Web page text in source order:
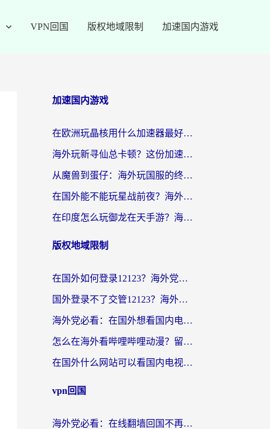
VPN回国 版权地域限制 加速国内游戏
加速国内游戏
在欧洲玩晶核用什么加速器最好呢？一个老玩家的真心话
海外玩新寻仙总卡顿？这份加速器选择指南让你秒回国服流畅体验
从魔兽到蛋仔：海外玩国服的终极加速指南，找到你的专属高速通道
在国外能不能玩星战前夜？海外党国服游戏不卡顿的秘密武器在这里
在印度怎么玩御龙在天手游？海外党畅玩国服的终极生存指南
版权地域限制
在国外如何登录12123？海外党必备的回国加速实用指南
国外登录不了交管12123？海外华人亲测有效的回国加速器选择指南
海外党必看：在国外想看国内电视剧用什么软件？3步解决地域限制
怎么在海外看哔哩哔哩动漫？留学生亲测有效的回国加速方案
在国外什么网站可以看国内电视剧？留学生亲测的追剧自由指南
vpn回国
海外党必看：在线翻墙回国不再难！教你选对加速器无缝刷国内资源